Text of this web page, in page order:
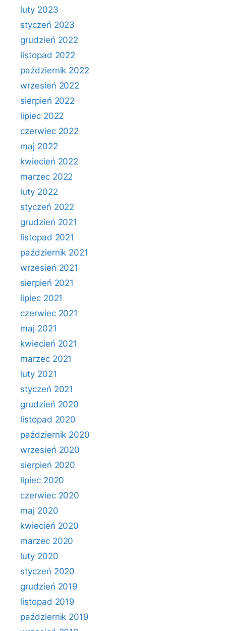
luty 2023
styczeń 2023
grudzień 2022
listopad 2022
październik 2022
wrzesień 2022
sierpień 2022
lipiec 2022
czerwiec 2022
maj 2022
kwiecień 2022
marzec 2022
luty 2022
styczeń 2022
grudzień 2021
listopad 2021
październik 2021
wrzesień 2021
sierpień 2021
lipiec 2021
czerwiec 2021
maj 2021
kwiecień 2021
marzec 2021
luty 2021
styczeń 2021
grudzień 2020
listopad 2020
październik 2020
wrzesień 2020
sierpień 2020
lipiec 2020
czerwiec 2020
maj 2020
kwiecień 2020
marzec 2020
luty 2020
styczeń 2020
grudzień 2019
listopad 2019
październik 2019